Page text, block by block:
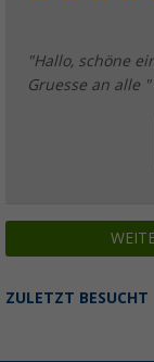
"Hallo, schöne
Gruesse an alle "
ZULETZT BESUCHT